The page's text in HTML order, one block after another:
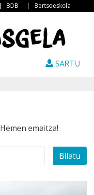
| BDB | Bertsoeskola
SARTU
emaitza!
Bilatu